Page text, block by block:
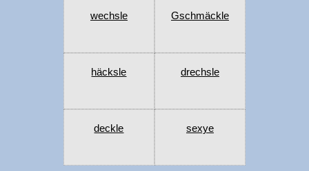
wechsle Gschmäckle
häcksle drechsle
deckle sexye